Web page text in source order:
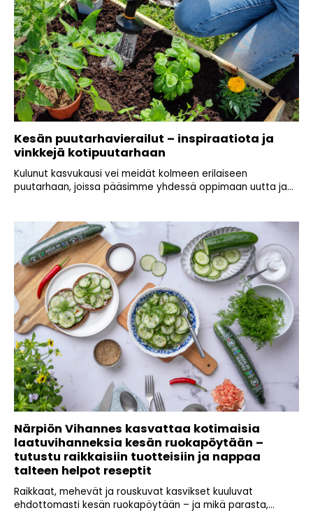
Kesän puutarhavierailut – inspiraatiota ja
vinkkejä kotipuutarhaan
Kulunut kasvukausi vei meidät kolmeen erilaiseen
puutarhaan, joissa pääsimme yhdessä oppimaan uutta ja...
Närpiön Vihannes kasvattaa kotimaisia
laatuvihanneksia kesän ruokapöytään –
tutustu raikkaisiin tuotteisiin ja nappaa
talteen helpot reseptit
Raikkaat, mehevät ja rouskuvat kasvikset kuuluvat
ehdottomasti kesän ruokapöytään – ja mikä parasta,...